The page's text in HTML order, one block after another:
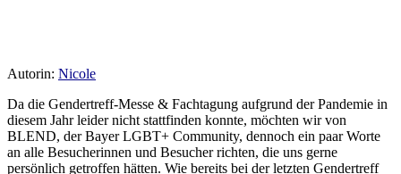
Autorin: Nicole
Da die Gendertreff-Messe & Fachtagung aufgrund der Pandemie in
diesem Jahr leider nicht stattfinden konnte, möchten wir von
BLEND, der Bayer LGBT+ Community, dennoch ein paar Worte
an alle Besucherinnen und Besucher richten, die uns gerne
persönlich getroffen hätten. Wie bereits bei der letzten Gendertreff